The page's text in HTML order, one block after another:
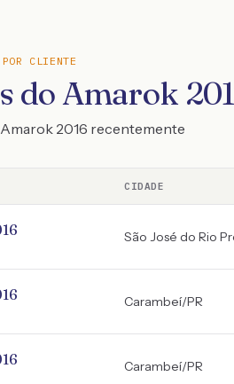
CLIENTE
do Amarok
2016 recentemente
CIDADE
São José do Rio
Carambeí/PR
Carambeí/PR